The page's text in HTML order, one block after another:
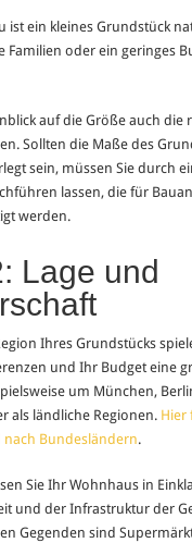
ist ein kleines Grundstück
Familien oder ein geringes
auf die Größe auch die
Sollten die Maße des
sein, müssen Sie durch
lassen, die für
werden.
Lage und
Ihres Grundstücks
und Ihr Budget eine
um München,
als ländliche Regionen. Hier
Bundesländern.
Sie Ihr Wohnhaus in
und der Infrastruktur der
Gegenden sind